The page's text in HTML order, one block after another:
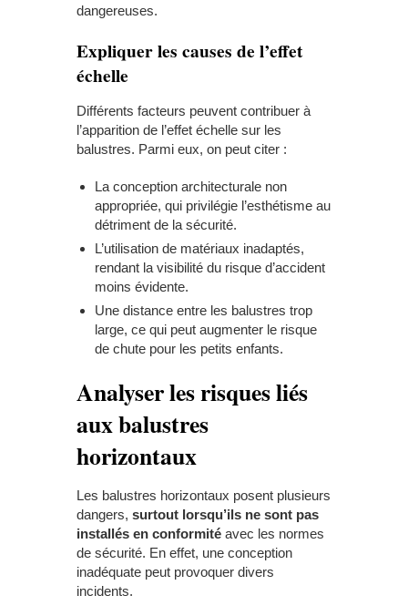
dangereuses.
Expliquer les causes de l’effet
échelle
Différents facteurs peuvent contribuer à
l’apparition de l’effet échelle sur les
balustres. Parmi eux, on peut citer :
La conception architecturale non
appropriée, qui privilégie l’esthétisme au
détriment de la sécurité.
L’utilisation de matériaux inadaptés,
rendant la visibilité du risque d’accident
moins évidente.
Une distance entre les balustres trop
large, ce qui peut augmenter le risque
de chute pour les petits enfants.
Analyser les risques liés
aux balustres
horizontaux
Les balustres horizontaux posent plusieurs
dangers, surtout lorsqu’ils ne sont pas
installés en conformité avec les normes
de sécurité. En effet, une conception
inadéquate peut provoquer divers
incidents.